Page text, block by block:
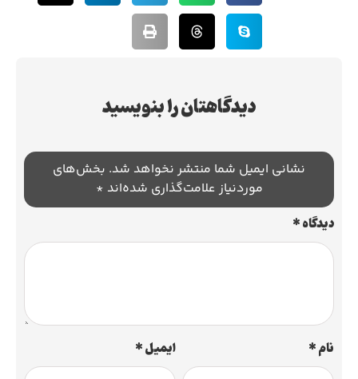
دیدگاهتان را بنویسید
نشانی ایمیل شما منتشر نخواهد شد. بخش‌های
موردنیاز علامت‌گذاری شده‌اند *
دیدگاه*
نام* ایمیل*